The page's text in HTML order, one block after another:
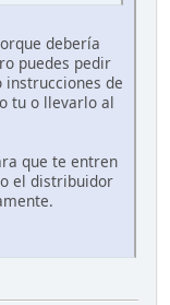
debería
puedes pedir
instrucciones de
tu o llevarlo al
que te entren
el distribuidor